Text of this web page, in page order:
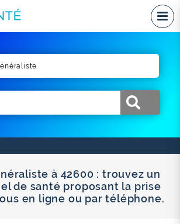
à 42600 : trouvez un
de santé proposant la prise
en ligne ou par téléphone.